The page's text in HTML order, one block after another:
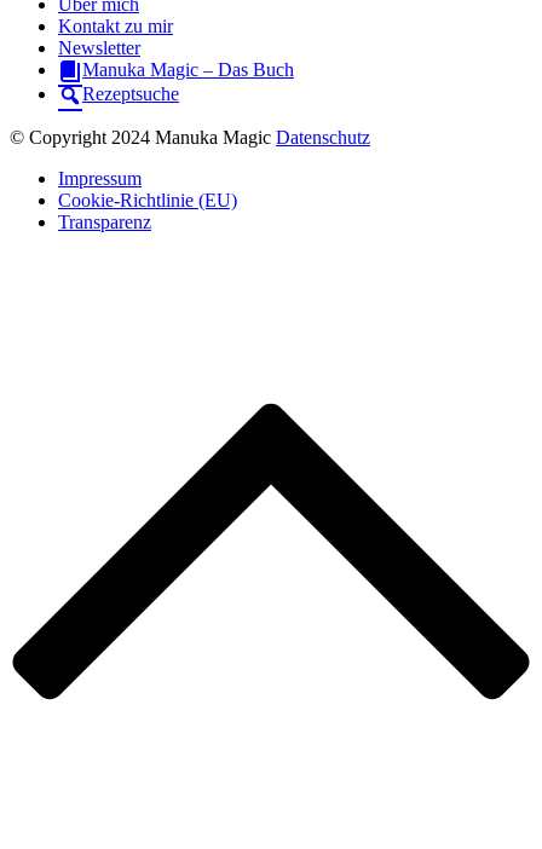
Kontakt zu mir
Newsletter
Manuka Magic – Das Buch
Rezeptsuche
© Copyright 2024 Manuka Magic Datenschutz
Impressum
Cookie-Richtlinie (EU)
Transparenz